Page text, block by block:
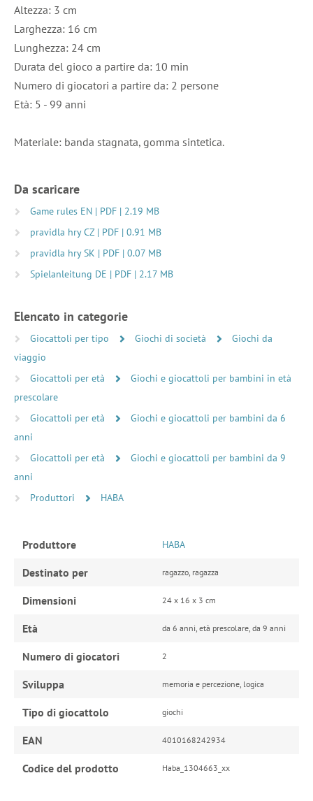
Altezza: 3 cm
Larghezza: 16 cm
Lunghezza: 24 cm
Durata del gioco a partire da: 10 min
Numero di giocatori a partire da: 2 persone
Età: 5 - 99 anni
Materiale: banda stagnata, gomma sintetica.
Da scaricare
Game rules EN | PDF | 2.19 MB
pravidla hry CZ | PDF | 0.91 MB
pravidla hry SK | PDF | 0.07 MB
Spielanleitung DE | PDF | 2.17 MB
Elencato in categorie
Giocattoli per tipo Giochi di società
Giochi da
viaggio
Giocattoli per età
Giochi e giocattoli per bambini in età
prescolare
Giocattoli per età
Giochi e giocattoli per bambini da 6
anni
Giocattoli per età
Giochi e giocattoli per bambini da 9
anni
Produttori
HABA
Produttore HABA
Destinato per ragazzo, ragazza
Dimensioni 24 x 16 x 3 cm
Età da 6 anni, età prescolare, da 9 anni
Numero di giocatori 2
Sviluppa memoria e percezione, logica
Tipo di giocattolo giochi
EAN 4010168242934
Codice del prodotto Haba_1304663_xx